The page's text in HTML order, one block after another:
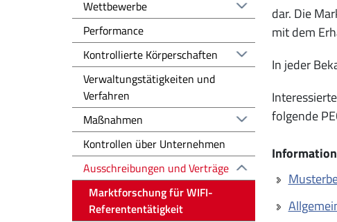
dar. Die
mit dem
In jeder
folgende
Wettbewerbe
Performance
Kontrollierte Körperschaften
Verwaltungstätigkeiten und
Verfahren
Maßnahmen
Kontrollen über Unternehmen
Ausschreibungen und Verträge
Marktforschung für WIFI-
Referententätigkeit